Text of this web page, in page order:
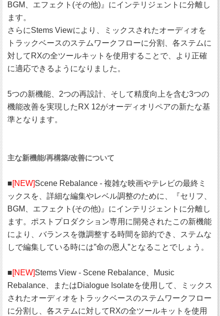
BGM、エフェクト(その他)』にインテリジェントに分離し
ます。
さらにStems Viewにより、ミックスされたオーディオを
トラックベースのステムワークフローに分割、各ステムに
対してRXの全ツールキットを使用することで、より正確
に適応できるようになりました。
5つの新機能、2つの再設計、そして精度向上を含む3つの
機能改善を実現したRX 12がオーディオリペアの新たな基
準となります。
主な新機能/再構築/改善について
■ [NEW] Scene Rebalance - 複雑な映画やテレビの最終ミ
ックスを、詳細な編集やレベル調整のために、『セリフ、
BGM、エフェクト(その他)』にインテリジェントに分離し
ます。ポストプロダクション専用に開発されたこの新機能
により、バランスを微調整する時間を節約でき、ステムな
しで編集している時には”命の恩人”となることでしょう。
■ [NEW] Stems View - Scene Rebalance、Music
Rebalance、またはDialogue Isolateを使用して、ミックス
されたオーディオをトラックベースのステムワークフロー
に分割し、各ステムに対してRXの全ツールキットを使用